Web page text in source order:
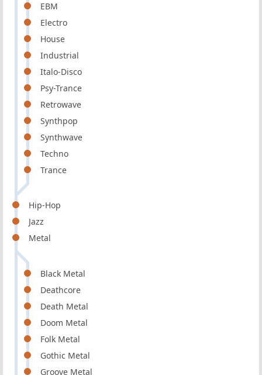
EBM
Electro
House
Industrial
Italo-Disco
Psy-Trance
Retrowave
Synthpop
Synthwave
Techno
Trance
Hip-Hop
Jazz
Metal
Black Metal
Deathcore
Death Metal
Doom Metal
Folk Metal
Gothic Metal
Groove Metal